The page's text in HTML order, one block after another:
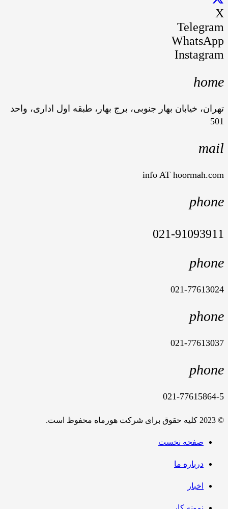
X
Telegram
WhatsApp
Instagram
home
تهران، خیابان بهار جنوبی، برج بهار، طبقه اول اداری، واحد
501
mail
info AT hoormah.com
phone
021-91093911
phone
021-77613024
phone
021-77613037
phone
021-77615864-5
© 2023 کلیه حقوق برای شرکت هورماه محفوظ است.
صفحه نخست
درباره ما
اخبار